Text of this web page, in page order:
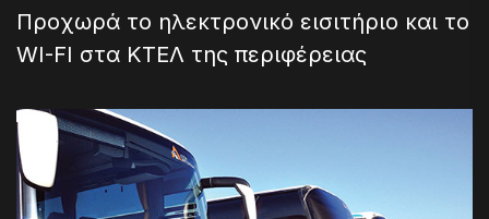
Προχωρά το ηλεκτρονικό εισιτήριο και το
WI-FI στα ΚΤΕΛ της περιφέρειας